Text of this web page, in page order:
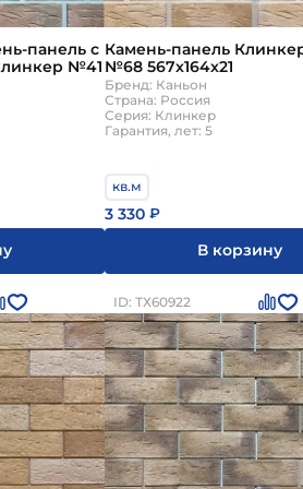
панель с
№41
Камень-панель
№68 567х164х21
Бренд: Каньон
Страна: Россия
Серия: Клинкер
Гарантия, лет: 5
кв.м
3 330 ₽
В корзину
ID: ТХ60922